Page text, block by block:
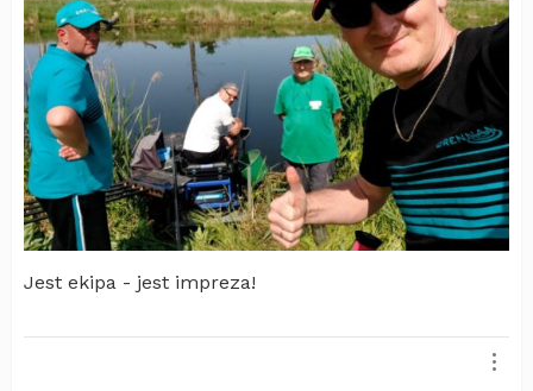
Jest ekipa - jest impreza!